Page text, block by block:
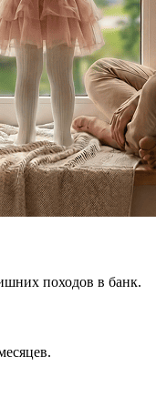
походов в банк.